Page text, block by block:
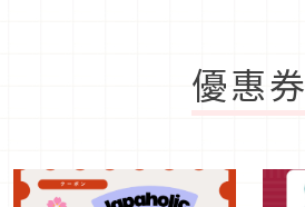
優惠券